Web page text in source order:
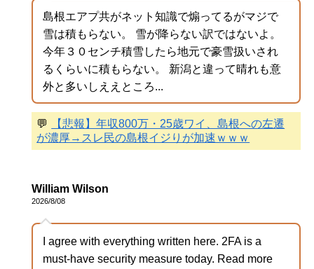
島根エアプ共がネット知識で煽ってるがマジで
雪は積もらない。 雪が降らない訳ではないよ。
今年３０センチ積雪したら地元で豪雪扱いされ
るくらいに積もらない。 新潟と違って晴れも意
外と多いしええところ...
💬
【悲報】年収800万・25歳ワイ、島根への左遷
が濃厚→スレ民の島根イジりが加速ｗｗｗ
William Wilson
2026/8/08
I agree with everything written here. 2FA is a
must-have security measure today. Read more